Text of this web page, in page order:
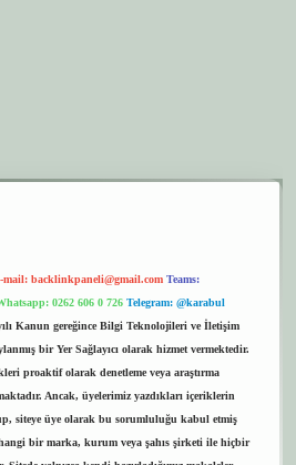
mail: backlinkpaneli@gmail.com Teams:
0262 606 0 726 Telegram: @karabul
Kanun gereğince Bilgi Teknolojileri ve İletişim
bir Yer Sağlayıcı olarak hizmet vermektedir.
proaktif olarak denetleme veya araştırma
Ancak, üyelerimiz yazdıkları içeriklerin
siteye üye olarak bu sorumluluğu kabul etmiş
bir marka, kurum veya şahıs şirketi ile hiçbir